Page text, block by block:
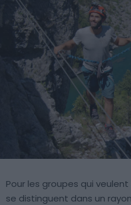
Pour les groupes qui
se distinguent dans un